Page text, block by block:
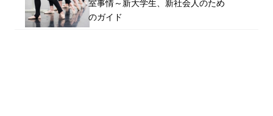
室事情～新大学生、新社会人のため
のガイド